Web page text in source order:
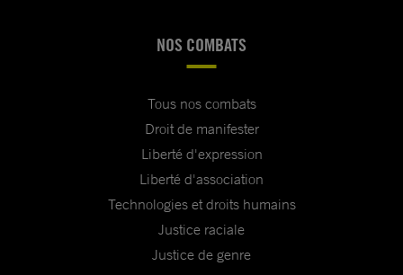
NOS COMBATS
Tous nos combats
Droit de manifester
Liberté d'expression
Liberté d'association
Technologies et droits humains
Justice raciale
Justice de genre